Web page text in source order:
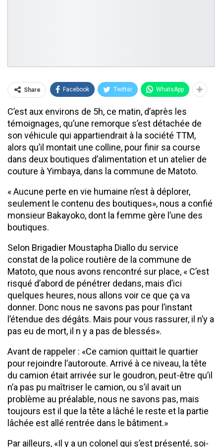
Share Facebook Twitter WhatsApp
C’est aux environs de 5h, ce matin, d’après les
témoignages, qu’une remorque s’est détachée de
son véhicule qui appartiendrait à la société TTM,
alors qu’il montait une colline, pour finir sa course
dans deux boutiques d’alimentation et un atelier de
couture à Yimbaya, dans la commune de Matoto.
« Aucune perte en vie humaine n’est à déplorer,
seulement le contenu des boutiques», nous a confié
monsieur Bakayoko, dont la femme gère l’une des
boutiques.
Selon Brigadier Moustapha Diallo du service
constat de la police routière de la commune de
Matoto, que nous avons rencontré sur place, « C’est
risqué d’abord de pénétrer dedans, mais d’ici
quelques heures, nous allons voir ce que ça va
donner. Donc nous ne savons pas pour l’instant
l’étendue des dégâts. Mais pour vous rassurer, il n’y a
pas eu de mort, il n y a pas de blessés».
Avant de rappeler : «Ce camion quittait le quartier
pour rejoindre l’autoroute. Arrivé à ce niveau, la tête
du camion était arrivée sur le goudron, peut-être qu’il
n’a pas pu maîtriser le camion, ou s’il avait un
problème au préalable, nous ne savons pas, mais
toujours est il que la tête a lâché le reste et la partie
lâchée est allé rentrée dans le bâtiment.»
Par ailleurs, «Il y a un colonel qui s’est présenté, soi-